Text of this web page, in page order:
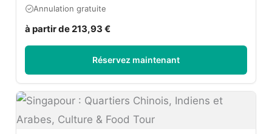
Annulation gratuite
à partir de 213,93 €
Réservez maintenant